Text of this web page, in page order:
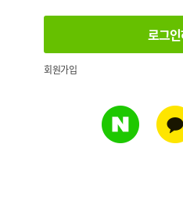
회원가입